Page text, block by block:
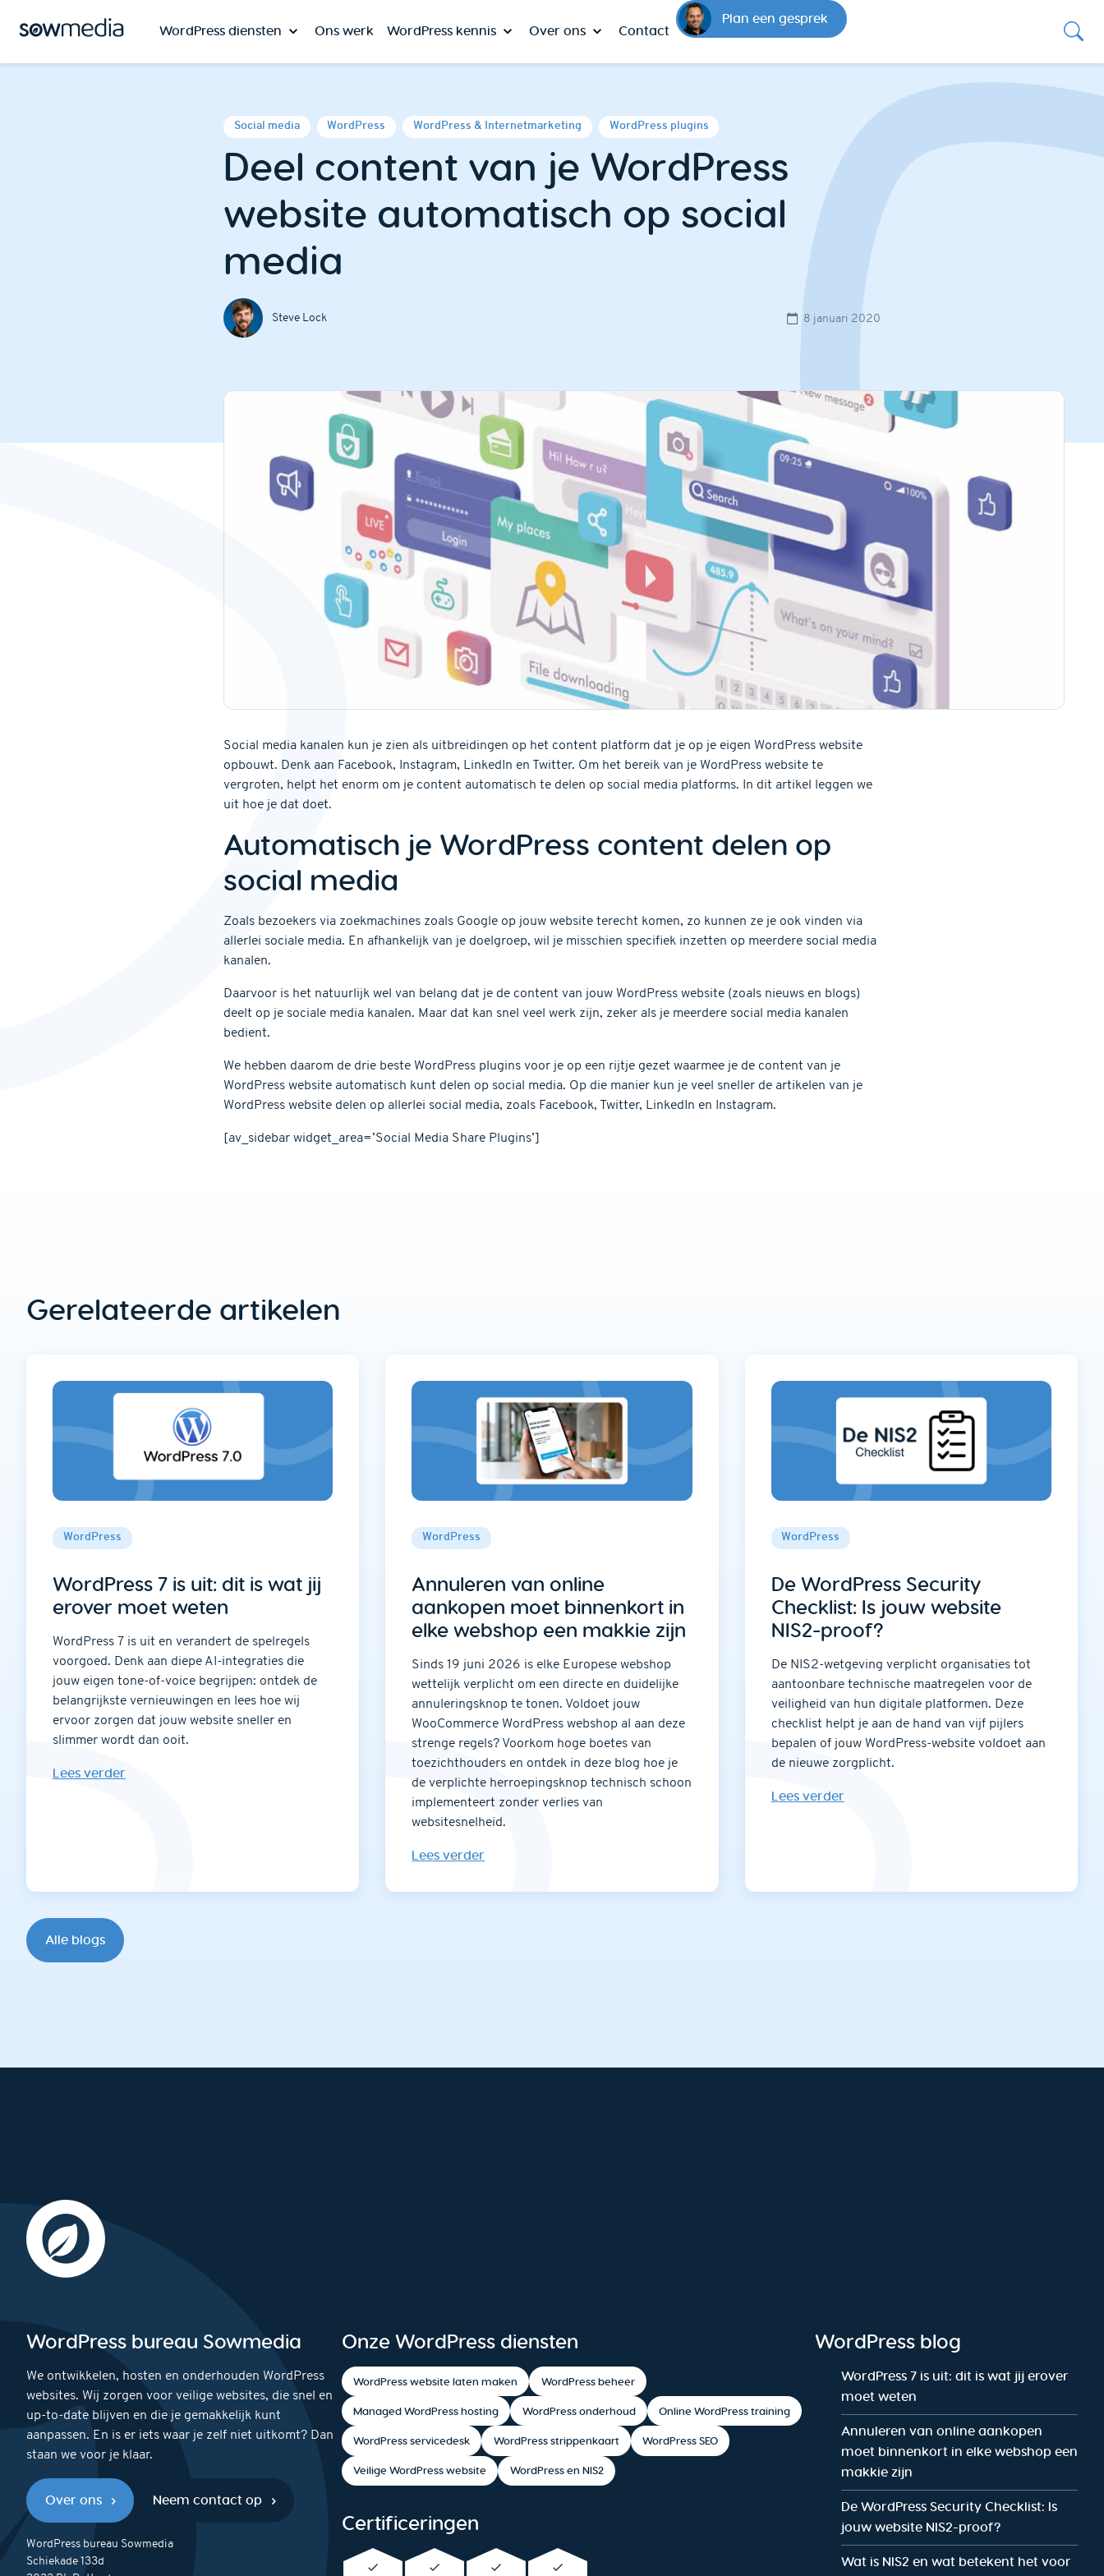
WordPress diensten Ons werk WordPress kennis Over ons Contact
Plan een gesprek
Social media WordPress WordPress & Internetmarketing WordPress plugins
Deel content van je WordPress
website automatisch op social
media
Steve Lock 8 januari 2020
Social media kanalen kun je zien als uitbreidingen op het content platform dat je op je eigen WordPress website
opbouwt. Denk aan Facebook, Instagram, LinkedIn en Twitter. Om het bereik van je WordPress website te
vergroten, helpt het enorm om je content automatisch te delen op social media platforms. In dit artikel leggen we
uit hoe je dat doet.
Automatisch je WordPress content delen op
social media
Zoals bezoekers via zoekmachines zoals Google op jouw website terecht komen, zo kunnen ze je ook vinden via
allerlei sociale media. En afhankelijk van je doelgroep, wil je misschien specifiek inzetten op meerdere social media
kanalen.
Daarvoor is het natuurlijk wel van belang dat je de content van jouw WordPress website (zoals nieuws en blogs)
deelt op je sociale media kanalen. Maar dat kan snel veel werk zijn, zeker als je meerdere social media kanalen
bedient.
We hebben daarom de drie beste WordPress plugins voor je op een rijtje gezet waarmee je de content van je
WordPress website automatisch kunt delen op social media. Op die manier kun je veel sneller de artikelen van je
WordPress website delen op allerlei social media, zoals Facebook, Twitter, LinkedIn en Instagram.
[av_sidebar widget_area=’Social Media Share Plugins’]
Gerelateerde artikelen
WordPress
WordPress 7 is uit: dit is wat jij
erover moet weten
WordPress 7 is uit en verandert de spelregels
voorgoed. Denk aan diepe AI-integraties die
jouw eigen tone-of-voice begrijpen: ontdek de
belangrijkste vernieuwingen en lees hoe wij
ervoor zorgen dat jouw website sneller en
slimmer wordt dan ooit.
Lees verder
WordPress
Annuleren van online
aankopen moet binnenkort in
elke webshop een makkie zijn
Sinds 19 juni 2026 is elke Europese webshop
wettelijk verplicht om een directe en duidelijke
annuleringsknop te tonen. Voldoet jouw
WooCommerce WordPress webshop al aan deze
strenge regels? Voorkom hoge boetes van
toezichthouders en ontdek in deze blog hoe je
de verplichte herroepingsknop technisch schoon
implementeert zonder verlies van
websitesnelheid.
Lees verder
WordPress
De WordPress Security
Checklist: Is jouw website
NIS2-proof?
De NIS2-wetgeving verplicht organisaties tot
aantoonbare technische maatregelen voor de
veiligheid van hun digitale platformen. Deze
checklist helpt je aan de hand van vijf pijlers
bepalen of jouw WordPress-website voldoet aan
de nieuwe zorgplicht.
Lees verder
Alle blogs
WordPress bureau Sowmedia
We ontwikkelen, hosten en onderhouden WordPress
websites. Wij zorgen voor veilige websites, die snel en
up-to-date blijven en die je gemakkelijk kunt
aanpassen. En is er iets waar je zelf niet uitkomt? Dan
staan we voor je klaar.
Over ons Neem contact op
WordPress bureau Sowmedia
Schiekade 133d
Onze WordPress diensten
WordPress website laten maken WordPress beheer
Managed WordPress hosting WordPress onderhoud Online WordPress training
WordPress servicedesk WordPress strippenkaart WordPress SEO
Veilige WordPress website WordPress en NIS2
Certificeringen
WordPress blog
WordPress 7 is uit: dit is wat jij erover
moet weten
Annuleren van online aankopen
moet binnenkort in elke webshop een
makkie zijn
De WordPress Security Checklist: Is
jouw website NIS2-proof?
Wat is NIS2 en wat betekent het voor